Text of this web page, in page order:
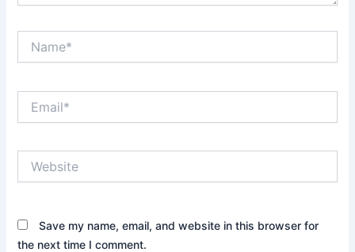
Save my name, email, and website in this browser for
the next time I comment.